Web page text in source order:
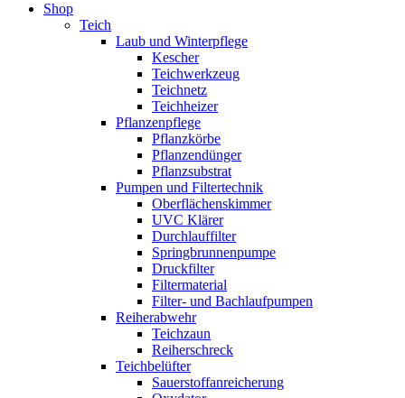
Shop
Teich
Laub und Winterpflege
Kescher
Teichwerkzeug
Teichnetz
Teichheizer
Pflanzenpflege
Pflanzkörbe
Pflanzendünger
Pflanzsubstrat
Pumpen und Filtertechnik
Oberflächenskimmer
UVC Klärer
Durchlauffilter
Springbrunnenpumpe
Druckfilter
Filtermaterial
Filter- und Bachlaufpumpen
Reiherabwehr
Teichzaun
Reiherschreck
Teichbelüfter
Sauerstoffanreicherung